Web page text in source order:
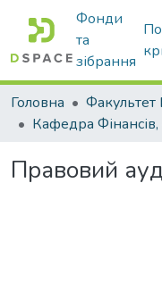
Фонди
та
зібрання
Головна
Правовий